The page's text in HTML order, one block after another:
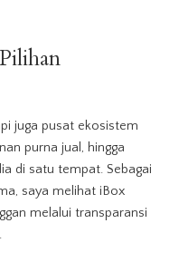
juga pusat ekosistem
purna jual, hingga
di satu tempat. Sebagai
saya melihat iBox
melalui transparansi